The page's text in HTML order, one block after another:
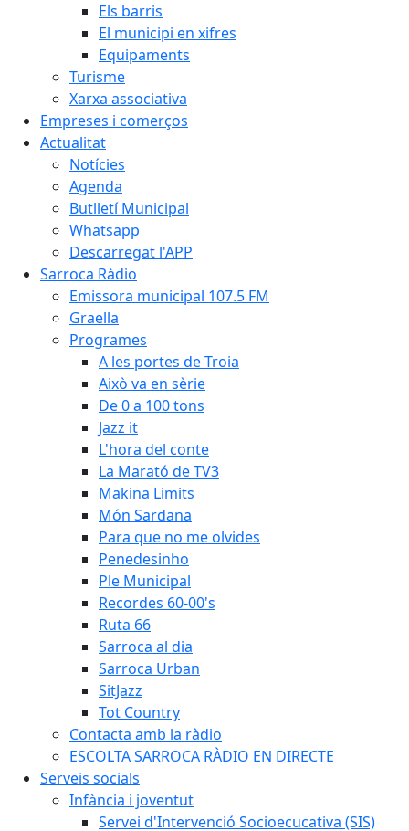
Els barris
El municipi en xifres
Equipaments
Turisme
Xarxa associativa
Empreses i comerços
Actualitat
Notícies
Agenda
Butlletí Municipal
Whatsapp
Descarregat l'APP
Sarroca Ràdio
Emissora municipal 107.5 FM
Graella
Programes
A les portes de Troia
Això va en sèrie
De 0 a 100 tons
Jazz it
L'hora del conte
La Marató de TV3
Makina Limits
Món Sardana
Para que no me olvides
Penedesinho
Ple Municipal
Recordes 60-00's
Ruta 66
Sarroca al dia
Sarroca Urban
SitJazz
Tot Country
Contacta amb la ràdio
ESCOLTA SARROCA RÀDIO EN DIRECTE
Serveis socials
Infància i joventut
Servei d'Intervenció Socioecucativa (SIS)